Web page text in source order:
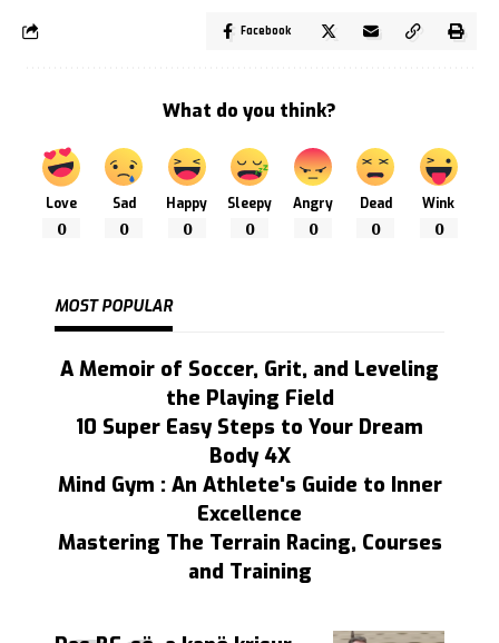
Facebook
What do you think?
Love
0
Sad
0
Happy
0
Sleepy
0
Angry
0
Dead
0
Wink
0
MOST POPULAR
A Memoir of Soccer, Grit, and Leveling
the Playing Field
10 Super Easy Steps to Your Dream
Body 4X
Mind Gym : An Athlete's Guide to Inner
Excellence
Mastering The Terrain Racing, Courses
and Training